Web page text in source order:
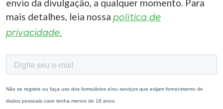
envio da divulgação, a qualquer momento. Para
mais detalhes, leia nossa política de
privacidade.